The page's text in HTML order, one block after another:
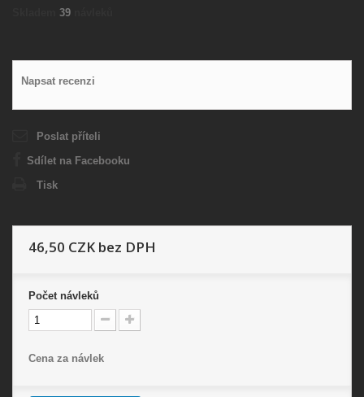
39
Napsat recenzi
Poslat příteli
Sdílet na Facebooku
Tisk
46,50 CZK bez DPH
Počet návleků
Cena za návlek